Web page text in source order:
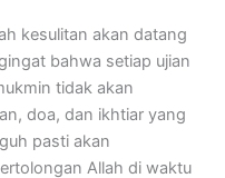
kesulitan akan datang
bahwa setiap ujian
tidak akan
doa, dan ikhtiar yang
pasti akan
Allah di waktu